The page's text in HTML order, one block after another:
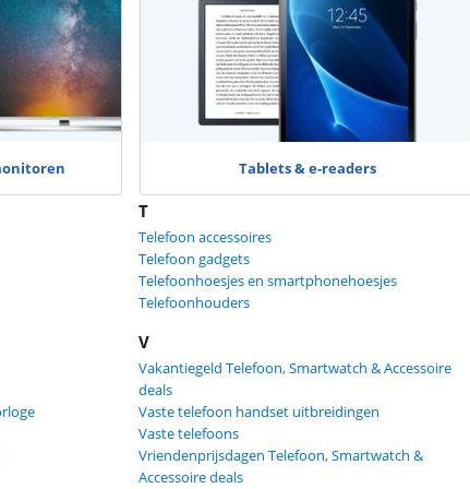
Tablets & e-readers
T
Telefoon accessoires
Telefoon gadgets
Telefoonhoesjes en smartphonehoesjes
Telefoonhouders
V
Vakantiegeld Telefoon, Smartwatch & Accessoire
deals
Vaste telefoon handset uitbreidingen
Vaste telefoons
Vriendenprijsdagen Telefoon, Smartwatch &
Accessoire deals